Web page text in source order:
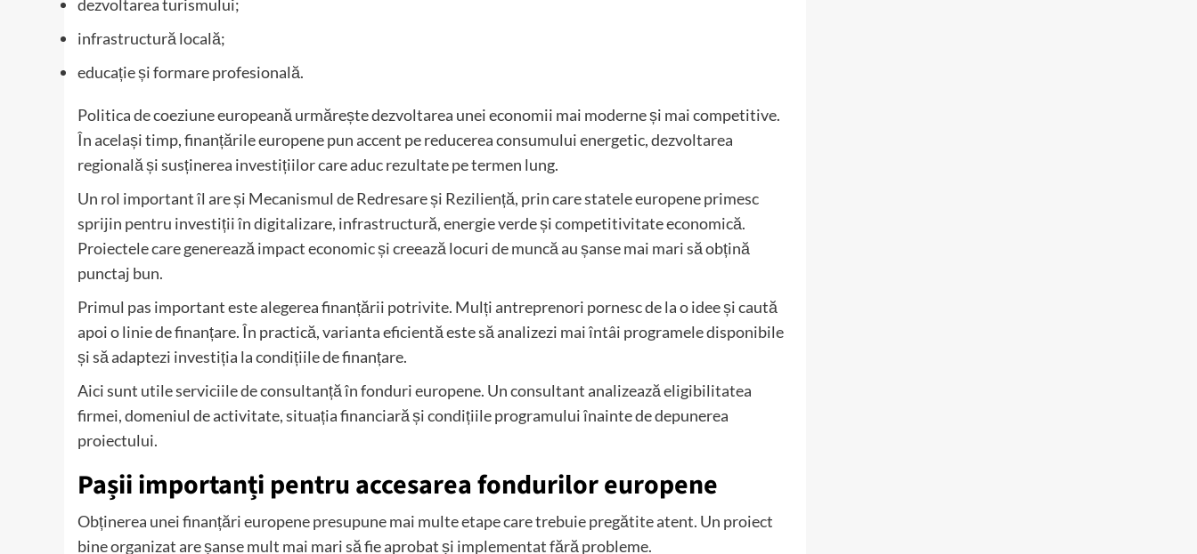
dezvoltarea turismului;
infrastructură locală;
educație și formare profesională.
Politica de coeziune europeană urmărește dezvoltarea unei economii mai moderne și mai competitive.
În același timp, finanțările europene pun accent pe reducerea consumului energetic, dezvoltarea
regională și susținerea investițiilor care aduc rezultate pe termen lung.
Un rol important îl are și Mecanismul de Redresare și Reziliență, prin care statele europene primesc
sprijin pentru investiții în digitalizare, infrastructură, energie verde și competitivitate economică.
Proiectele care generează impact economic și creează locuri de muncă au șanse mai mari să obțină
punctaj bun.
Primul pas important este alegerea finanțării potrivite. Mulți antreprenori pornesc de la o idee și caută
apoi o linie de finanțare. În practică, varianta eficientă este să analizezi mai întâi programele disponibile
și să adaptezi investiția la condițiile de finanțare.
Aici sunt utile serviciile de consultanță în fonduri europene. Un consultant analizează eligibilitatea
firmei, domeniul de activitate, situația financiară și condițiile programului înainte de depunerea
proiectului.
Pașii importanți pentru accesarea fondurilor europene
Obținerea unei finanțări europene presupune mai multe etape care trebuie pregătite atent. Un proiect
bine organizat are șanse mult mai mari să fie aprobat și implementat fără probleme.